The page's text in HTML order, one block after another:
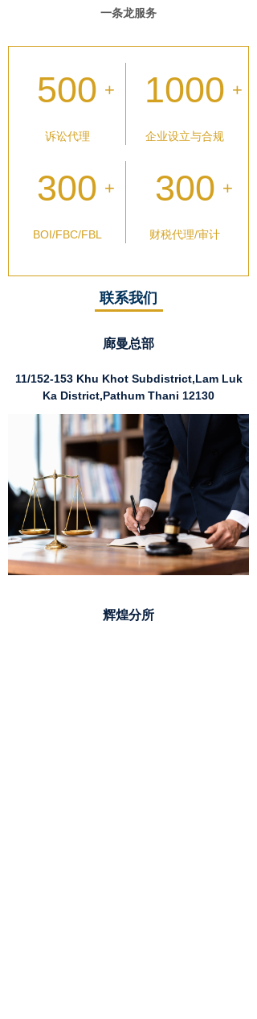
一条龙服务
500 +
诉讼代理
1000 +
企业设立与合规
300 +
BOI/FBC/FBL
300 +
财税代理/审计
联系我们
廊曼总部
11/152-153 Khu Khot Subdistrict,Lam Luk
Ka District,Pathum Thani 12130
辉煌分所